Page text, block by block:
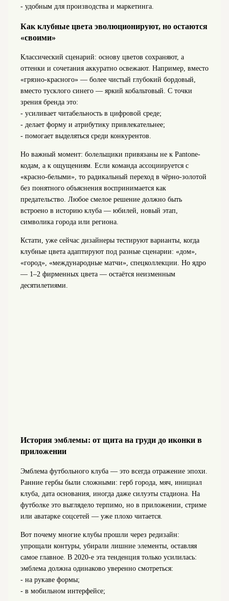
- удобным для производства и маркетинга.
Как клубные цвета эволюционируют, но остаются
«своими»
Классический сценарий: основу цветов сохраняют, а
оттенки и сочетания аккуратно освежают. Например, вместо
«грязно-красного» — более чистый глубокий бордовый,
вместо тусклого синего — яркий кобальтовый. С точки
зрения бренда это:
- усиливает читабельность в цифровой среде;
- делает форму и атрибутику привлекательнее;
- помогает выделяться среди конкурентов.
Но важный момент: болельщики привязаны не к Pantone-
кодам, а к ощущениям. Если команда ассоциируется с
«красно-белыми», то радикальный переход в чёрно-золотой
без понятного объяснения воспринимается как
предательство. Любое смелое решение должно быть
встроено в историю клуба — юбилей, новый этап,
символика города или региона.
Кстати, уже сейчас дизайнеры тестируют варианты, когда
клубные цвета адаптируют под разные сценарии: «дом»,
«город», «международные матчи», спецколлекции. Но ядро
— 1–2 фирменных цвета — остаётся неизменным
десятилетиями.
История эмблемы: от щита на груди до иконки в
приложении
Эмблема футбольного клуба — это всегда отражение эпохи.
Ранние гербы были сложными: герб города, мяч, инициал
клуба, дата основания, иногда даже силуэты стадиона. На
футболке это выглядело терпимо, но в приложении, стриме
или аватарке соцсетей — уже плохо читается.
Вот почему многие клубы прошли через редизайн:
упрощали контуры, убирали лишние элементы, оставляя
самое главное. В 2020‑е эта тенденция только усилилась:
эмблема должна одинаково уверенно смотреться:
- на рукаве формы;
- в мобильном интерфейсе;